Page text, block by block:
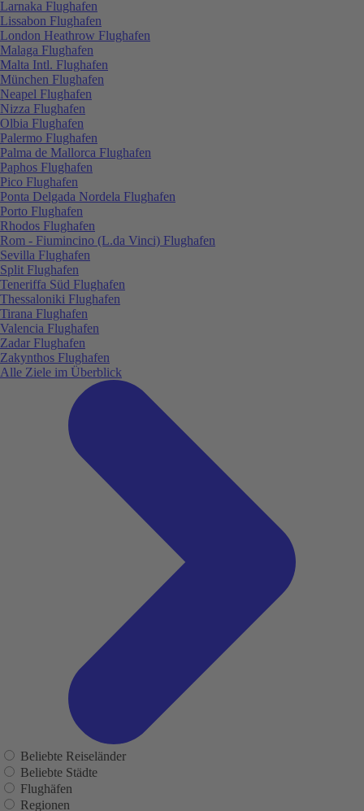
Larnaka Flughafen
Lissabon Flughafen
London Heathrow Flughafen
Malaga Flughafen
Malta Intl. Flughafen
München Flughafen
Neapel Flughafen
Nizza Flughafen
Olbia Flughafen
Palermo Flughafen
Palma de Mallorca Flughafen
Paphos Flughafen
Pico Flughafen
Ponta Delgada Nordela Flughafen
Porto Flughafen
Rhodos Flughafen
Rom - Fiumincino (L.da Vinci) Flughafen
Sevilla Flughafen
Split Flughafen
Teneriffa Süd Flughafen
Thessaloniki Flughafen
Tirana Flughafen
Valencia Flughafen
Zadar Flughafen
Zakynthos Flughafen
Alle Ziele im Überblick
Beliebte Reiseländer
Beliebte Städte
Flughäfen
Regionen